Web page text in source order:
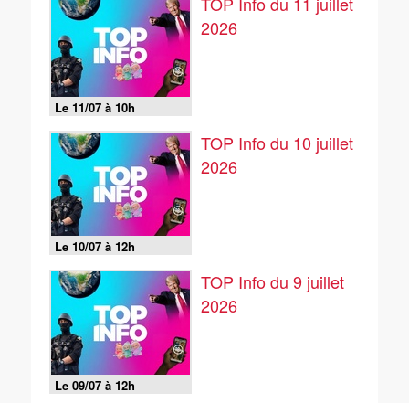
Le 11/07 à 10h
2026
Le 10/07 à 12h
TOP Info du 10 juillet
2026
Le 09/07 à 12h
TOP Info du 9 juillet
2026